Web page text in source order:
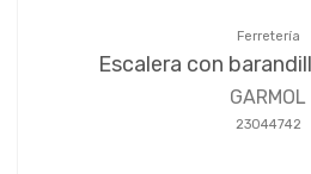
Ferretería
Escalera con
GARMOL
23044742